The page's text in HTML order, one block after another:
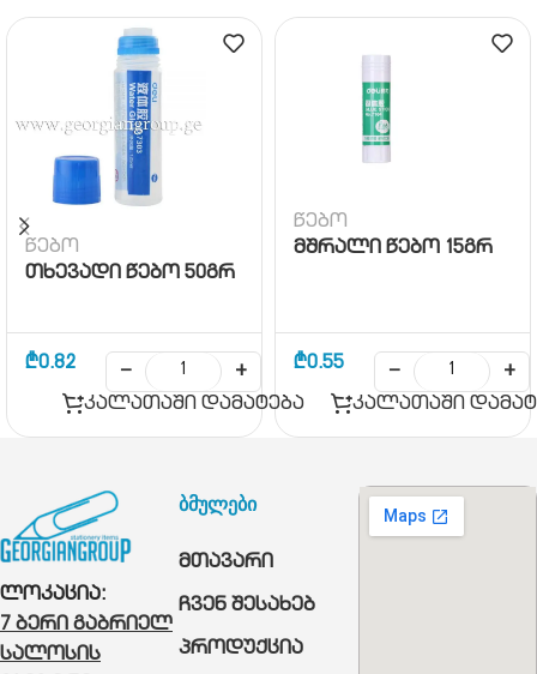
წებო
თხევადი წებო 50გრ
₾0.82 −
+
კალათაში დამატება
წებო
მშრალი წებო 15გრ
₾0.55 −
+
კალათაში
ლოკაცია:
7 ბერი გაბრიელ
სალოსის
ბმულები
მთავარი
ჩვენ შესახებ
პროდუქცია